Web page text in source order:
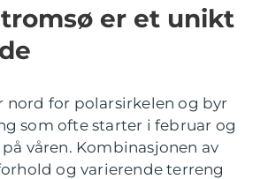
er et unikt
nord for polarsirkelen og byr
som ofte starter i februar og
våren. Kombinasjonen av
og varierende terreng